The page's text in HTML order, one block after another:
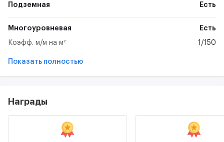
Подземная Есть
Многоуровневая Есть
Коэфф. м/м на м² 1/150
Показать полностью
Награды